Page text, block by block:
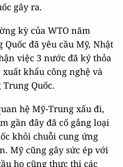
gây ra.
kỳ của WTO năm
đã yêu cầu Mỹ, Nhật
việc 3 nước đã ký thỏa
khẩu công nghệ và
Quốc.
hệ Mỹ-Trung xấu đi,
gần đây đã cố gắng loại
khỏi chuỗi cung ứng
Mỹ cũng gây sức ép với
họ cũng thực thi các